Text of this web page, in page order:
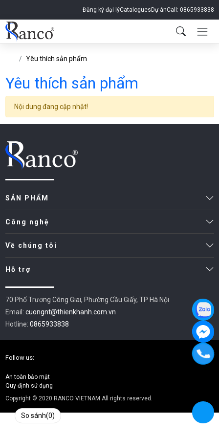
Đăng ký đại lýCatalogues Dự ánCall: 0865933838
Yêu thích sản phẩm
Yêu thích sản phẩm
Nội dung đang cập nhật!
SẢN PHẨM
Công nghệ
Về chúng tôi
Hỗ trợ
70 Phố Trương Công Giai, Phường Cầu Giấy, TP Hà Nội
Email: cuongnt@thienkhanh.com.vn
Hotline: 0865933838
Follow us:
An toàn bảo mật
Quy định sử dụng
Copyright © 2020 RANCO VIETNAM All rights reserved.
So sánh(0)